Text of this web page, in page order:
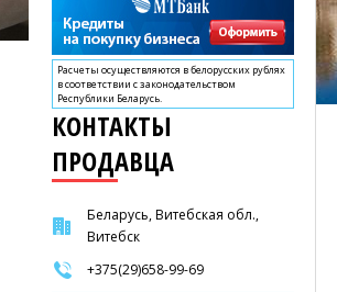
Расчеты осуществляются в белорусских рублях
в соответствии с законодательством
Республики Беларусь.
КОНТАКТЫ
ПРОДАВЦА
Беларусь, Витебская обл.,
Витебск
+375(29)658-99-69